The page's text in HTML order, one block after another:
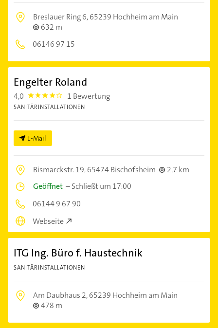
Breslauer Ring 6,65239 Hochheim am Main
632 m
06146 97 15
Engelter Roland
4,0 4.0 1 Bewertung
SANITÄRINSTALLATIONEN
E-Mail
Bismarckstr. 19,65474 Bischofsheim
2,7 km
Geöffnet –Schließt um 17:00
06144 9 67 90
Webseite
ITG Ing. Büro f. Haustechnik
SANITÄRINSTALLATIONEN
Am Daubhaus 2,65239 Hochheim am Main
478 m